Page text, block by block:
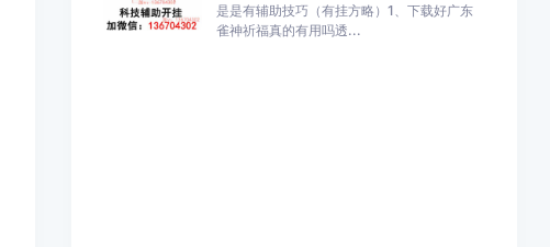
是是有辅助技巧（有挂方略）1、下载好广东
雀神祈福真的有用吗透...